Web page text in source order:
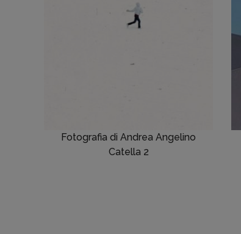
Fotografia di Andrea Angelino
Catella 2